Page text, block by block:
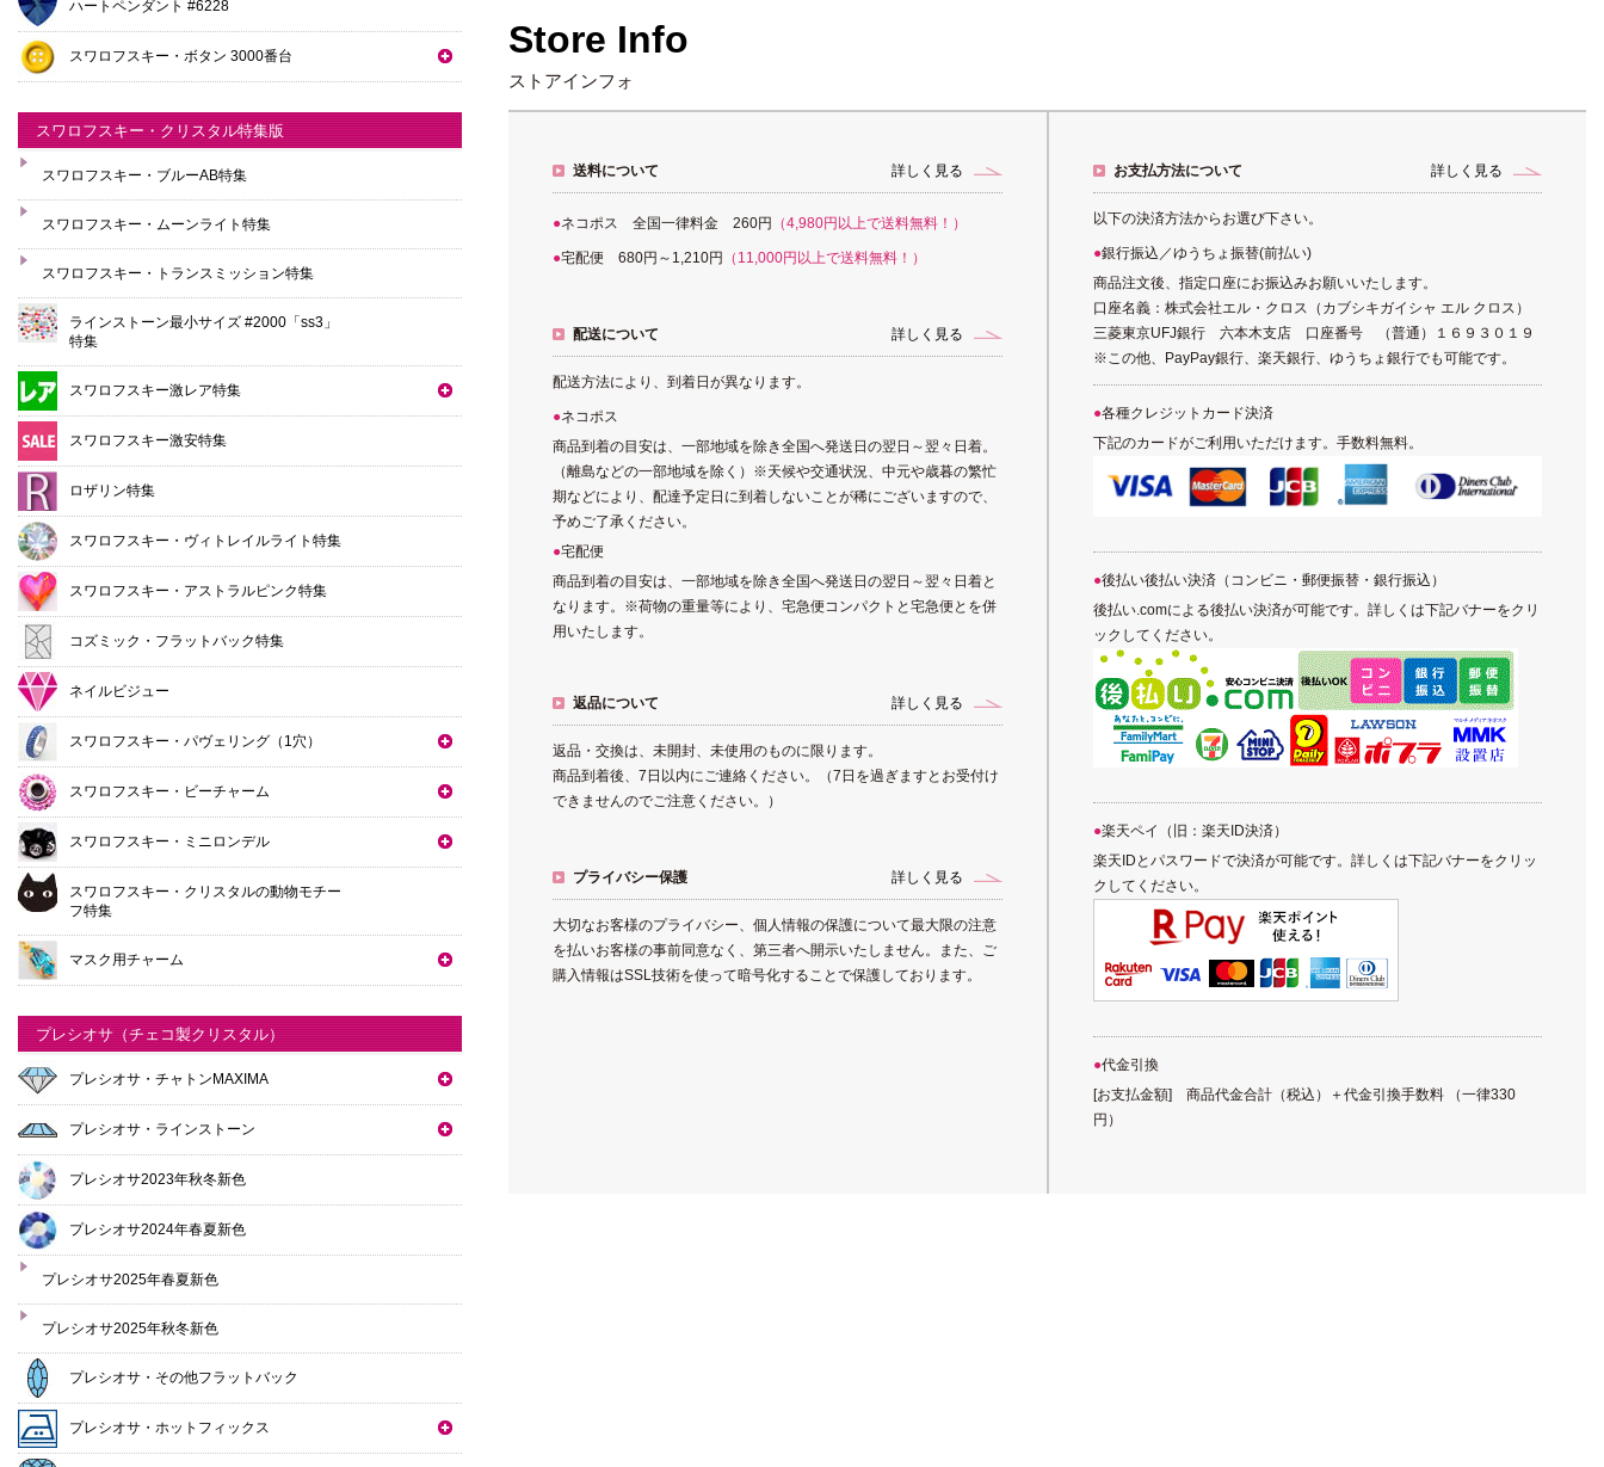
Store Info
ストアインフォ
送料について 詳しく見る
ネコポス 全国一律料金 260円 （4,980円以上で送料無料！）
宅配便 680円～1,210円 （11,000円以上で送料無料！）
配送について 詳しく見る
配送方法により、到着日が異なります。
ネコポス
商品到着の目安は、一部地域を除き全国へ発送日の翌日～翌々日着。
（離島などの一部地域を除く）※天候や交通状況、中元や歳暮の繁忙
期などにより、配達予定日に到着しないことが稀にございますので、
予めご了承ください。
宅配便
商品到着の目安は、一部地域を除き全国へ発送日の翌日～翌々日着と
なります。※荷物の重量等により、宅急便コンパクトと宅急便とを併
用いたします。
返品について 詳しく見る
返品・交換は、未開封、未使用のものに限ります。
商品到着後、7日以内にご連絡ください。（7日を過ぎますとお受付け
できませんのでご注意ください。）
プライバシー保護 詳しく見る
大切なお客様のプライバシー、個人情報の保護について最大限の注意
を払いお客様の事前同意なく、第三者へ開示いたしません。また、ご
購入情報はSSL技術を使って暗号化することで保護しております。
お支払方法について 詳しく見る
以下の決済方法からお選び下さい。
銀行振込／ゆうちょ振替(前払い)
商品注文後、指定口座にお振込みお願いいたします。
口座名義：株式会社エル・クロス（カブシキガイシャ エル クロス）
三菱東京UFJ銀行 六本木支店 口座番号 （普通）１６９３０１９
※この他、PayPay銀行、楽天銀行、ゆうちょ銀行でも可能です。
各種クレジットカード決済
下記のカードがご利用いただけます。手数料無料。
後払い後払い決済（コンビニ・郵便振替・銀行振込）
後払い.comによる後払い決済が可能です。詳しくは下記バナーをクリ
ックしてください。
楽天ペイ（旧：楽天ID決済）
楽天IDとパスワードで決済が可能です。詳しくは下記バナーをクリッ
クしてください。
代金引換
[お支払金額] 商品代金合計（税込）＋代金引換手数料 （一律330
円）
ハートペンダント #6228
スワロフスキー・ボタン 3000番台
スワロフスキー・クリスタル特集版
スワロフスキー・ブルーAB特集
スワロフスキー・ムーンライト特集
スワロフスキー・トランスミッション特集
ラインストーン最小サイズ #2000「ss3」
特集
スワロフスキー激レア特集
スワロフスキー激安特集
ロザリン特集
スワロフスキー・ヴィトレイルライト特集
スワロフスキー・アストラルピンク特集
コズミック・フラットバック特集
ネイルビジュー
スワロフスキー・パヴェリング（1穴）
スワロフスキー・ビーチャーム
スワロフスキー・ミニロンデル
スワロフスキー・クリスタルの動物モチー
フ特集
マスク用チャーム
プレシオサ（チェコ製クリスタル）
プレシオサ・チャトンMAXIMA
プレシオサ・ラインストーン
プレシオサ2023年秋冬新色
プレシオサ2024年春夏新色
プレシオサ2025年春夏新色
プレシオサ2025年秋冬新色
プレシオサ・その他フラットバック
プレシオサ・ホットフィックス